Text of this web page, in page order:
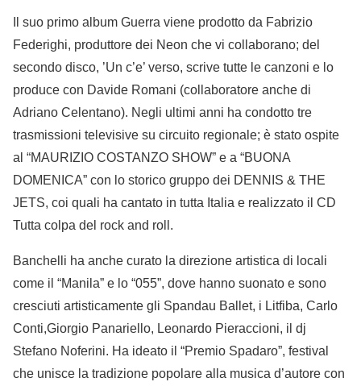
Il suo primo album Guerra viene prodotto da Fabrizio
Federighi, produttore dei Neon che vi collaborano; del
secondo disco, ’Un c’e’ verso, scrive tutte le canzoni e lo
produce con Davide Romani (collaboratore anche di
Adriano Celentano). Negli ultimi anni ha condotto tre
trasmissioni televisive su circuito regionale; è stato ospite
al “MAURIZIO COSTANZO SHOW” e a “BUONA
DOMENICA” con lo storico gruppo dei DENNIS & THE
JETS, coi quali ha cantato in tutta Italia e realizzato il CD
Tutta colpa del rock and roll.
Banchelli ha anche curato la direzione artistica di locali
come il “Manila” e lo “055”, dove hanno suonato e sono
cresciuti artisticamente gli Spandau Ballet, i Litfiba, Carlo
Conti,Giorgio Panariello, Leonardo Pieraccioni, il dj
Stefano Noferini. Ha ideato il “Premio Spadaro”, festival
che unisce la tradizione popolare alla musica d’autore con